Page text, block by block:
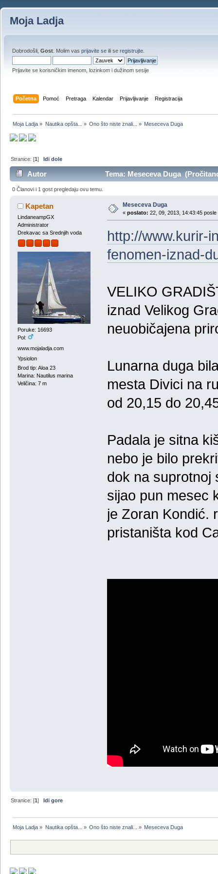
Moja Ladja
Dobrodošli, Gost . Molim vas prijavite se ili se registrujte
Prijavite se korisničkim imenom, lozinkom i dužinom sesije
Početna Pomoć Pretraga Kalendar Prijavljivanje Registracija
Moja Ladja » Nautika opšta... » Ono što niste znali... » Meseceva Duga
Stranice: [1]Idi dole
Autor Tema: Meseceva Duga
0 Članovi i 1 gost pregledaju ovu temu.
Kapetan
LindaneampGX
Administrator
Drekavac sa Srednjih voda
Poruke: 16693
Pol:
www.mojaladja.com
Ypsiolon
Brod tip: Aloa 23
Marina: Nautilus marina
Veličina: 7 m
Meseceva Duga
« poslato: 22, 09, 2013, 14:43:45 posle
http://www.kurir-
fenomen-iznad-
VELIKO
iznad Velikog
neuobičajena
Lunarna duga
mesta Divici na
od 20,15 do
Padala je sitna
nebo je bilo
dok na suprotnoj
sijao pun mesec
je Zoran Kondić.
pristaništa kod
Stranice: [1]Idi gore
Moja Ladja » Nautika opšta... » Ono što niste znali... » Meseceva Duga